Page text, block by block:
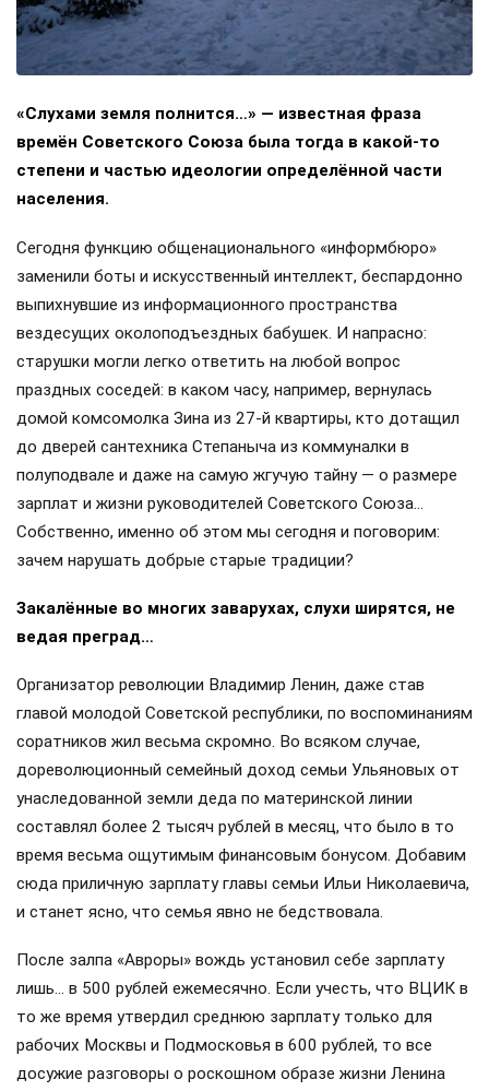
«Слухами земля полнится…» — известная фраза
времён Советского Союза была тогда в какой-то
степени и частью идеологии определённой части
населения.
Сегодня функцию общенационального «информбюро»
заменили боты и искусственный интеллект, беспардонно
выпихнувшие из информационного пространства
вездесущих околоподъездных бабушек. И напрасно:
старушки могли легко ответить на любой вопрос
праздных соседей: в каком часу, например, вернулась
домой комсомолка Зина из 27-й квартиры, кто дотащил
до дверей сантехника Степаныча из коммуналки в
полуподвале и даже на самую жгучую тайну — о размере
зарплат и жизни руководителей Советского Союза…
Собственно, именно об этом мы сегодня и поговорим:
зачем нарушать добрые старые традиции?
Закалённые во многих заварухах, слухи ширятся, не
ведая преград…
Организатор революции Владимир Ленин, даже став
главой молодой Советской республики, по воспоминаниям
соратников жил весьма скромно. Во всяком случае,
дореволюционный семейный доход семьи Ульяновых от
унаследованной земли деда по материнской линии
составлял более 2 тысяч рублей в месяц, что было в то
время весьма ощутимым финансовым бонусом. Добавим
сюда приличную зарплату главы семьи Ильи Николаевича,
и станет ясно, что семья явно не бедствовала.
После залпа «Авроры» вождь установил себе зарплату
лишь… в 500 рублей ежемесячно. Если учесть, что ВЦИК в
то же время утвердил среднюю зарплату только для
рабочих Москвы и Подмосковья в 600 рублей, то все
досужие разговоры о роскошном образе жизни Ленина